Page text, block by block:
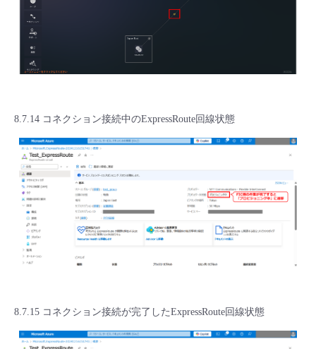
8.7.14 コネクション接続中のExpressRoute回線状態
8.7.15 コネクション接続が完了したExpressRoute回線状態